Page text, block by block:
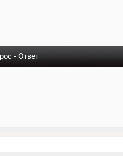
- Ответ